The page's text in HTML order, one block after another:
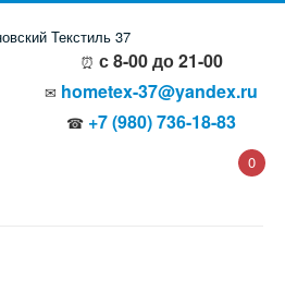
⏰ с 8-00 до 21-00
✉ hometex-37@yandex.ru
☎ +7 (980) 736-18-83
0